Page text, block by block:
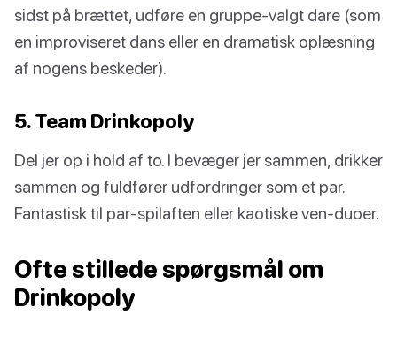
sidst på brættet, udføre en gruppe-valgt dare (som
en improviseret dans eller en dramatisk oplæsning
af nogens beskeder).
5. Team Drinkopoly
Del jer op i hold af to. I bevæger jer sammen, drikker
sammen og fuldfører udfordringer som et par.
Fantastisk til par-spilaften eller kaotiske ven-duoer.
Ofte stillede spørgsmål om
Drinkopoly